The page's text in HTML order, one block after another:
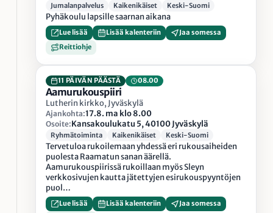
Jumalanpalvelus Kaikenikäiset Keski-Suomi
Pyhäkoulu lapsille saarnan aikana
Lue lisää Lisää kalenteriin
Jaa somessa
Reittiohje
11 PÄIVÄN PÄÄSTÄ 08.00
Aamurukouspiiri
Lutherin kirkko, Jyväskylä
Ajankohta:17.8. ma klo 8.00
Osoite:Kansakoulukatu 5, 40100 Jyväskylä
Ryhmätoiminta Kaikenikäiset Keski-Suomi
Tervetuloa rukoilemaan yhdessä eri rukousaiheiden
puolesta Raamatun sanan äärellä.
Aamurukouspiirissä rukoillaan myös Sleyn
verkkosivujen kautta jätettyjen esirukouspyyntöjen
puol…
Lue lisää Lisää kalenteriin
Jaa somessa